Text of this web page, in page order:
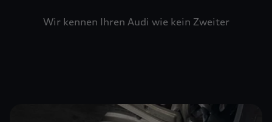
Wir kennen Ihren Audi wie kein Zweiter